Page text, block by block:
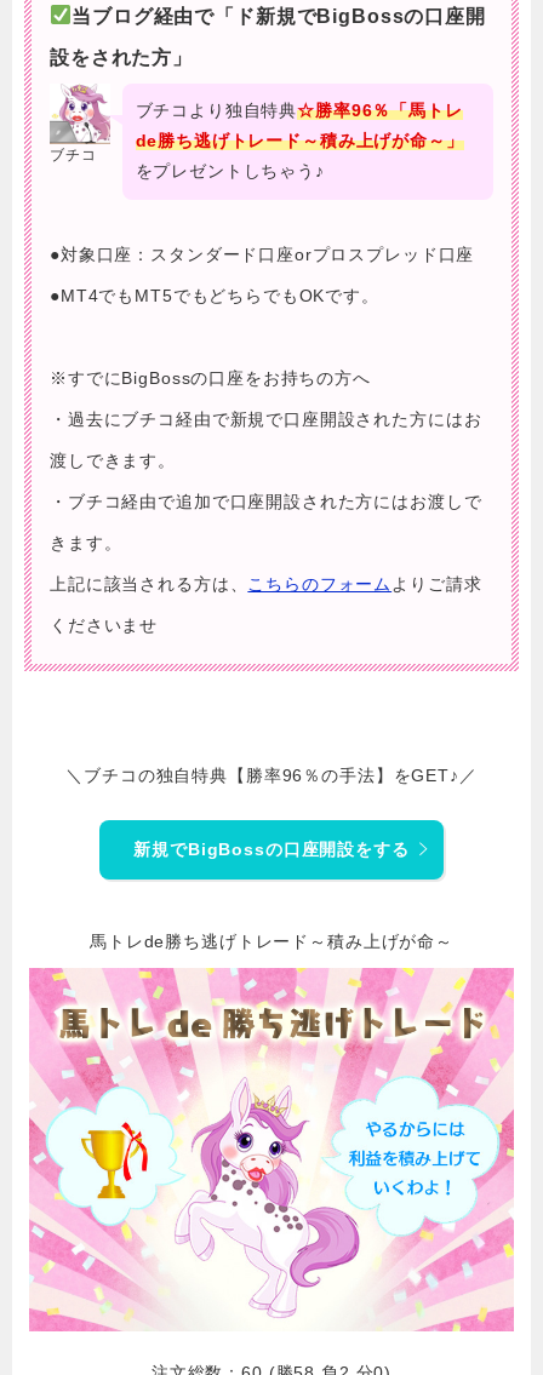
当ブログ経由で「ド新規でBigBossの口座開
設をされた方」
ブチコ
ブチコより独自特典☆勝率96％「馬トレ
de勝ち逃げトレード～積み上げが命～」
をプレゼントしちゃう♪
●対象口座：スタンダード口座orプロスプレッド口座
●MT4でもMT5でもどちらでもOKです。
※すでにBigBossの口座をお持ちの方へ
・過去にブチコ経由で新規で口座開設された方にはお
渡しできます。
・ブチコ経由で追加で口座開設された方にはお渡しで
きます。
上記に該当される方は、 こちらのフォーム よりご請求
くださいませ
＼ブチコの独自特典【勝率96％の手法】をGET♪／
新規でBigBossの口座開設をする
馬トレde勝ち逃げトレード～積み上げが命～